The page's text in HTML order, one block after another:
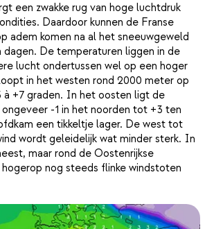
een zwakke rug van hoge luchtdruk
Daardoor kunnen de Franse
adem komen na al het sneeuwgeweld
De temperaturen liggen in de
lucht ondertussen wel op een hoger
in het westen rond 2000 meter op
à +7 graden. In het oosten ligt de
-1 in het noorden tot +3 ten
een tikkeltje lager. De west tot
wordt geleidelijk wat minder sterk. In
maar rond de Oostenrijkse
nog steeds flinke windstoten